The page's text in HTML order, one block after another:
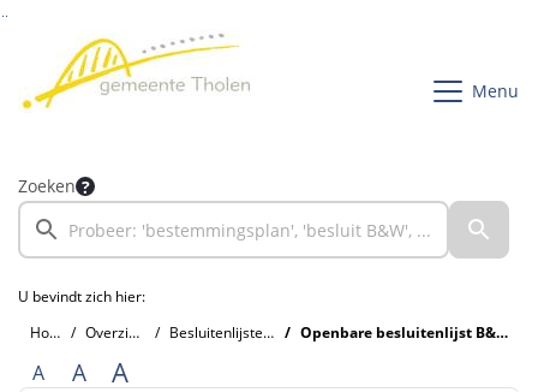
Menu
Zoeken
U bevindt zich hier:
Home
Overzichten Besluitenlijsten B&W Openbare besluitenlijst B&W 8 juli 2025
A A A